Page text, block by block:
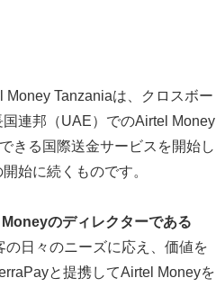
Tanzaniaは、クロスボー
連邦（UAE）でのAirtel Money
きる国際送金サービスを開始し
始に続くものです。
のディレクターである
日々のニーズに応え、価値を
と提携してAirtel Moneyを